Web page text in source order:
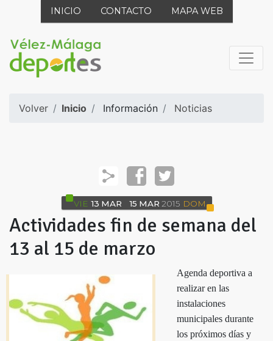
INICIO CONTACTO MAPA WEB
Volver Inicio Información Noticias
VIE 13 MAR 15 MAR 2015 DOM
Actividades fin de semana del
13 al 15 de marzo
Agenda deportiva a
realizar en las
instalaciones
municipales durante
los próximos días y